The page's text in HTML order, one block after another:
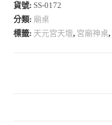
貨號: SS-0172
分類: 廟桌
標籤: 天元宮天壇, 宮廟神桌,